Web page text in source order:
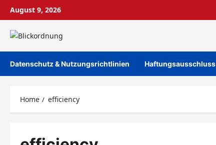
Skip
content
August 9, 2026
Datenschutz & Nutzungsrichtlinien Haftungsausschluss
Home efficiency